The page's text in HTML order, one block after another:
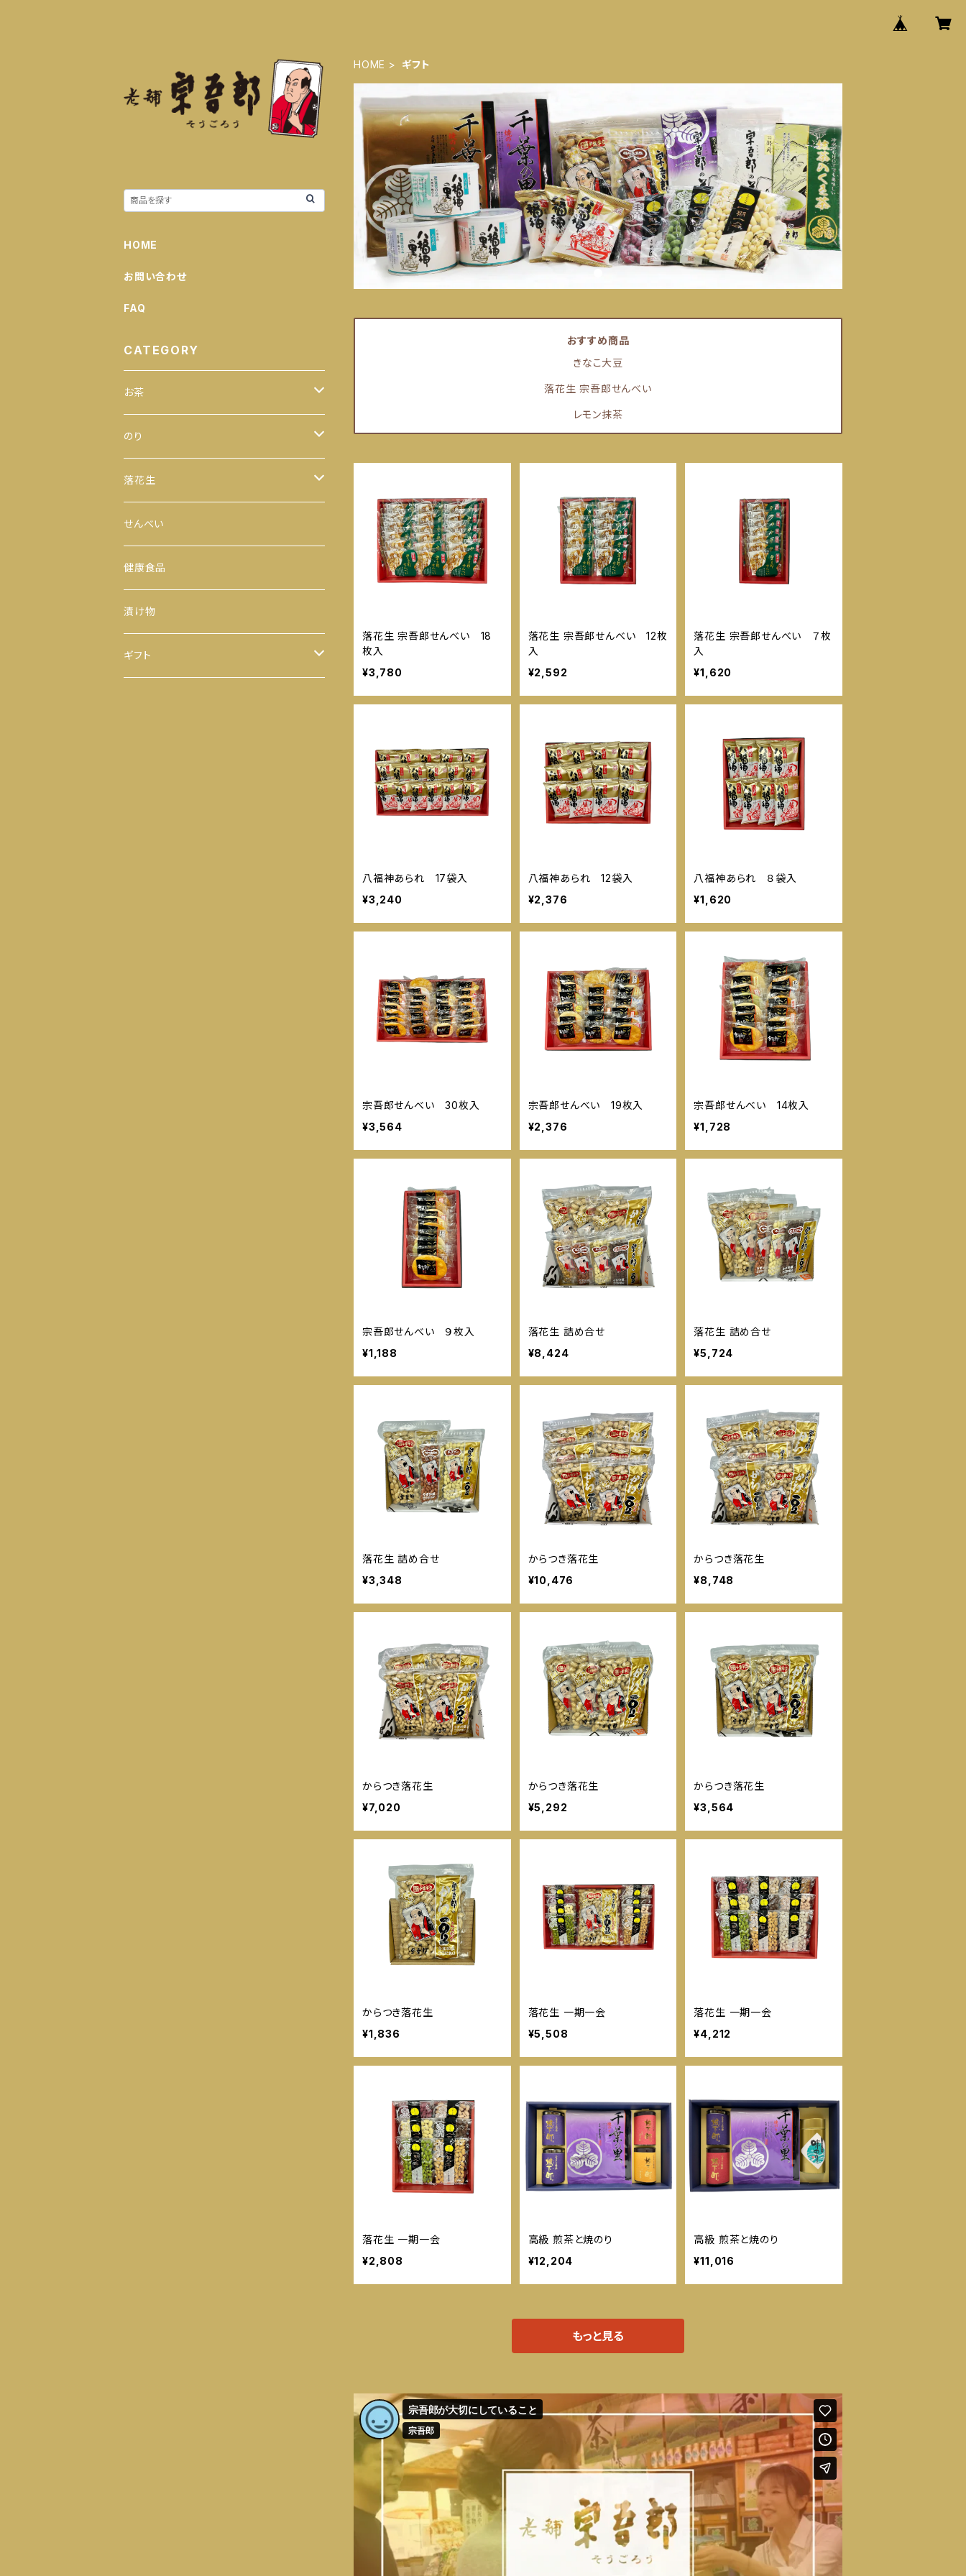
HOME ギフト
おすすめ商品
きなこ大豆
落花生 宗吾郎せんべい
レモン抹茶
落花生 宗吾郎せんべい 18
枚入
¥3,780
落花生 宗吾郎せんべい 12枚
入
¥2,592
落花生 宗吾郎せんべい ７枚
入
¥1,620
八福神あられ 17袋入
¥3,240
八福神あられ 12袋入
¥2,376
八福神あられ ８袋入
¥1,620
宗吾郎せんべい 30枚入
¥3,564
宗吾郎せんべい 19枚入
¥2,376
宗吾郎せんべい 14枚入
¥1,728
宗吾郎せんべい ９枚入
¥1,188
落花生 詰め合せ
¥8,424
落花生 詰め合せ
¥5,724
落花生 詰め合せ
¥3,348
からつき落花生
¥10,476
からつき落花生
¥8,748
からつき落花生
¥7,020
からつき落花生
¥5,292
からつき落花生
¥3,564
からつき落花生
¥1,836
落花生 一期一会
¥5,508
落花生 一期一会
¥4,212
落花生 一期一会
¥2,808
高級 煎茶と焼のり
¥12,204
高級 煎茶と焼のり
¥11,016
もっと見る
HOME
お問い合わせ
FAQ
CATEGORY
お茶
緑茶
100ｇ
200ｇ
玄米茶
茎茶
玉露
番茶
ほうじ茶
のり
全型
手巻のり
おにぎりのり
カットのり
八千代 八福神のり
落花生
からつき
平袋（中袋サイズ）
一期一会（小袋サイズ）
せんべい
健康食品
漬け物
ギフト